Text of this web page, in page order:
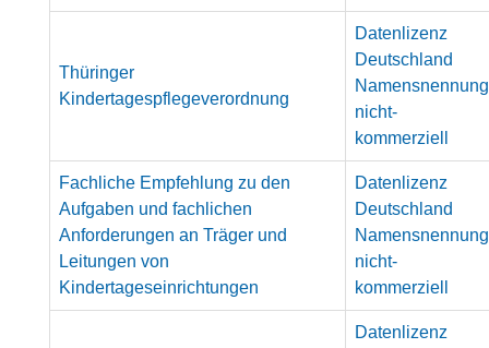
Thüringer
Kindertagespflegeverordnung
Datenlizenz
Deutschland
Namensnennung
nicht-
kommerziell
Fachliche Empfehlung zu den
Aufgaben und fachlichen
Anforderungen an Träger und
Leitungen von
Kindertageseinrichtungen
Datenlizenz
Deutschland
Namensnennung
nicht-
kommerziell
Datenlizenz